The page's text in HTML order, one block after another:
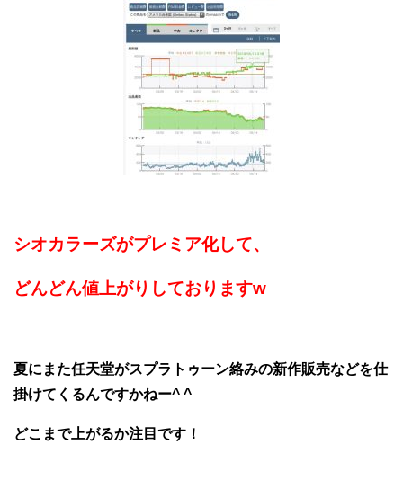
シオカラーズがプレミア化して、
どんどん値上がりしておりますw
夏にまた任天堂がスプラトゥーン絡みの新作販売などを仕
掛けてくるんですかねー^ ^
どこまで上がるか注目です！